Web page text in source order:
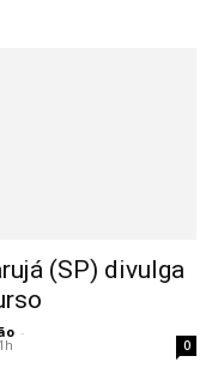
(SP) divulga
-
0